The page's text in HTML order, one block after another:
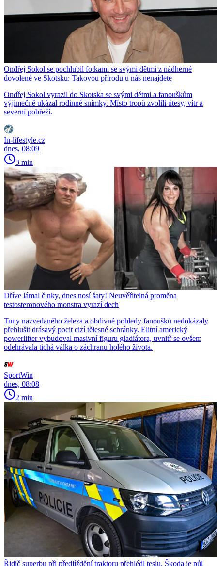
Ondřej Sokol se pochlubil fotkami se svými dětmi z nádherné
dovolené ve Skotsku: Takovou přírodu u nás nenajdete
Ondřej Sokol vyrazil do Skotska se svými dětmi a fanouškům
výjimečně ukázal rodinné snímky. Místo tropů zvolili útesy, vítr a
severní pobřeží.
In-lifestyle.cz
dnes, 08:09
3 min
Dříve lámal činky, dnes nosí šaty! Neuvěřitelná proměna
testosteronového monstra vyrazí dech
Tuny nazvedaného železa a obdivné pohledy fanoušků nedokázaly
přehlušit drásavý pocit cizí tělesné schránky. Elitní americký
powerlifter vybudoval masivní figuru gladiátora, uvnitř se ovšem
odehrávala tichá válka o záchranu holého života.
SportWin
dnes, 08:08
2 min
Řidič superbu při předjíždění traktoru přehlédl teslu. Škoda je půl